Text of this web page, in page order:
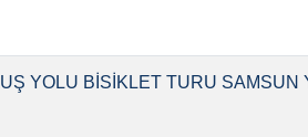
YOLU BİSİKLET TURU SAMSUN